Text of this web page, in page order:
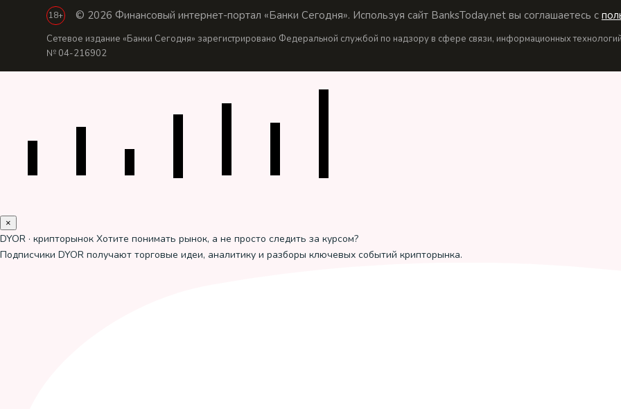
18+ © 2026 Финансовый интернет-портал «Банки Сегодня». Используя сайт BanksToday.net вы соглашаетесь с
Сетевое издание «Банки Сегодня» зарегистрировано Федеральной службой по надзору в сфере связи, информационных
№ 04-216902
×
DYOR · крипторынок Хотите понимать рынок, а не просто следить за курсом?
Подписчики DYOR получают торговые идеи, аналитику и разборы ключевых событий крипторынка.